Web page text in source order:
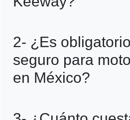
incluir coberturas como
civil, daños materiales,
asistencia vial,
2- ¿Es
seguro para
en México?